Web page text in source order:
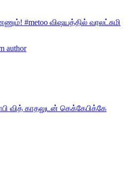
#metoo விஷயத்தில் வரலட்சுமி
author
வித் காதலுடன் கெக்கேபிக்கே